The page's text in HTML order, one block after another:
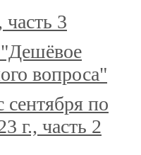
3
вопроса"
сентября по
г., часть 2